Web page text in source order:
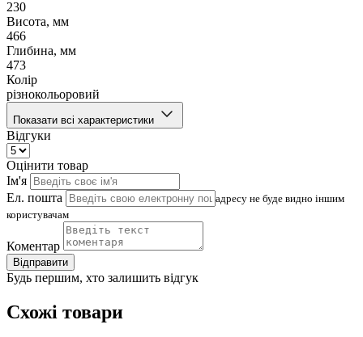
230
Висота, мм
466
Глибина, мм
473
Колір
різнокольоровий
Показати всі характеристики
Відгуки
Оцінити товар
Ім'я
Ел. пошта
адресу не буде видно іншим
користувачам
Коментар
Відправити
Будь першим, хто залишить відгук
Схожі товари